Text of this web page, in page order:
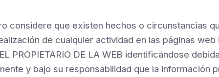
considere que existen hechos o circunstancias
de cualquier actividad en las páginas
PROPIETARIO DE LA WEB identificándose
y bajo su responsabilidad que la información